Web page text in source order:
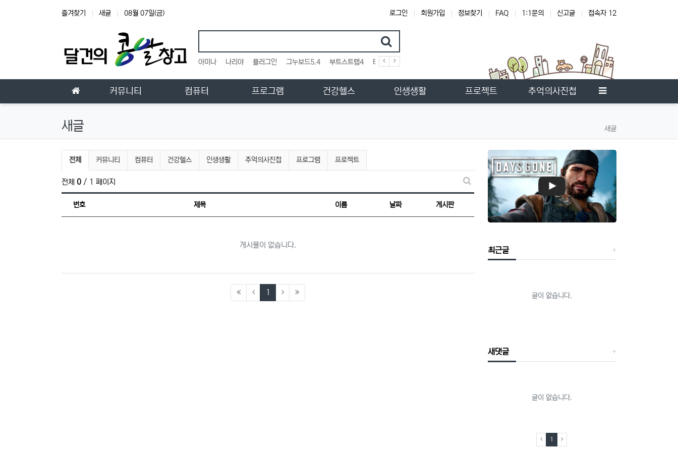
즐겨찾기 새글 08월 07일(금) 로그인 회원가입 정보찾기 FAQ 1:1문의 신고글 접속자 12
인기검색어
아미나 나리야 플러그인 그누보드5.4 부트스트랩4 테마 스킨
커뮤니티 컴퓨터 프로그램 건강헬스 인생생활 프로젝트 추억의사진첩
홈으로 사이드바
새글 새글
전체게시물 그룹 목록
전체 커뮤니티 컴퓨터 건강헬스 인생생활 추억의사진첩 프로그램 프로젝트
전체 0 / 1 페이지
새글 검색
번호
제목 이름 날짜 게시판
게시물이 없습니다.
1 (current)
최근글
글이 없습니다.
새댓글
글이 없습니다.
1 (current)